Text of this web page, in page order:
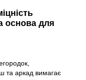
основа для
та аркад вимагає